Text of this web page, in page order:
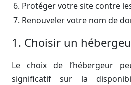
Protéger votre site contre
Renouveler votre nom de
1. Choisir un
Le choix de l’hébergeur
significatif sur la